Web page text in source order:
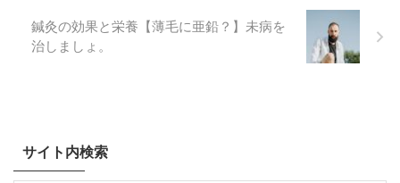
鍼灸の効果と栄養【薄毛に亜鉛？】未病を
治しましょ。
サイト内検索